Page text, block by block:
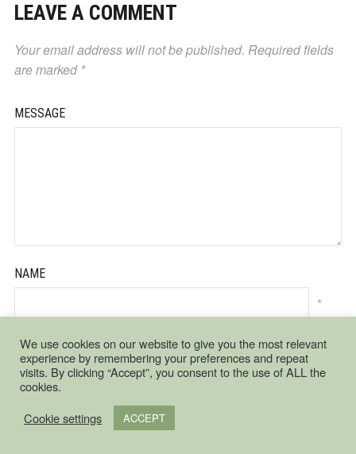
LEAVE A COMMENT
Your email address will not be published. Required fields
are marked *
MESSAGE
NAME
*
EMAIL ADDRESS
We use cookies on our website to give you the most relevant
experience by remembering your preferences and repeat
visits. By clicking “Accept”, you consent to the use of ALL the
cookies.
Cookie settings
ACCEPT